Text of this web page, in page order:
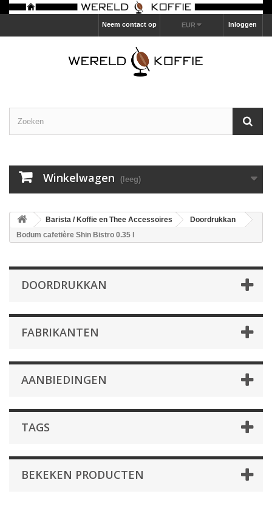
Inloggen
EUR
Neem contact op
Winkelwagen (leeg)
Barista / Koffie en Thee Accessoires
Doordrukkan
Bodum cafetière Shin Bistro 0.35 l
DOORDRUKKAN
FABRIKANTEN
AANBIEDINGEN
TAGS
BEKEKEN PRODUCTEN